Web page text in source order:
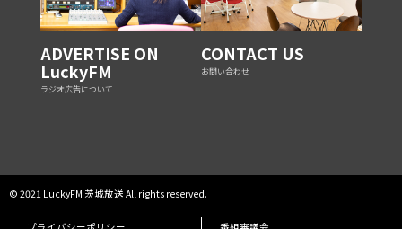
ADVERTISE ON
LuckyFM
ラジオ広告について
CONTACT US
お問い合わせ
© 2021 LuckyFM 茨城放送 All rights reserved.